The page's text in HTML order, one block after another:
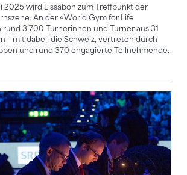
2025 wird Lissabon zum Treffpunkt der
An der «World Gym for Life
3’700 Turnerinnen und Turner aus 31
– mit dabei: die Schweiz, vertreten durch
und rund 370 engagierte Teilnehmende.
Zyklus – angepasstes